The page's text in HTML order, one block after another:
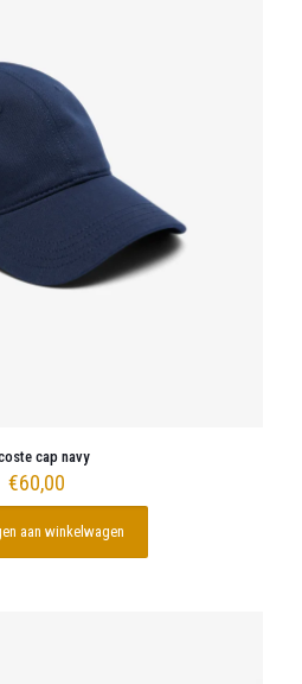
cap navy
€60,00
aan winkelwagen